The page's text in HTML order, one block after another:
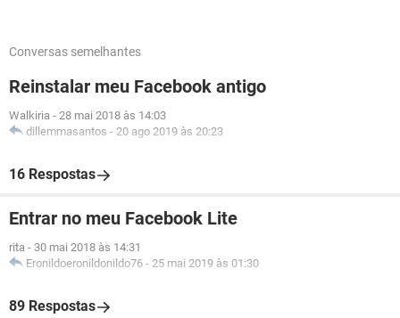
Conversas semelhantes
Reinstalar meu Facebook antigo
Walkiria - 28 mai 2018 às 14:03
dillemmasantos - 20 ago 2019 às 20:23
16 Respostas
Entrar no meu Facebook Lite
rita - 30 mai 2018 às 14:31
Eronildoeronildonildo76 - 25 mai 2019 às 01:30
89 Respostas